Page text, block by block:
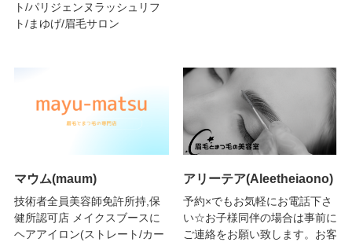
ト/パリジェンヌラッシュリフ
ト/まゆげ/眉毛サロン
マウム(maum)
技術者全員美容師免許所持,保
健所認可店 メイクスブースに
ヘアアイロン(ストレート/カー
アリーテア(Aleetheiaono)
予約×でもお気軽にお電話下さ
い☆お子様同伴の場合は事前に
ご連絡をお願い致します。お客